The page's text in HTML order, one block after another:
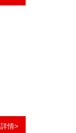
詳情>